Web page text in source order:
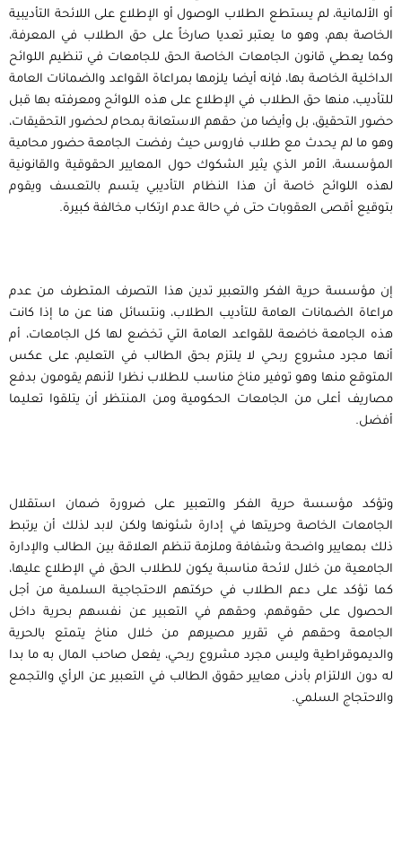
أو الألمانية، لم يستطع الطلاب الوصول أو الإطلاع على اللائحة التأديبية
الخاصة بهم، وهو ما يعتبر تعديا صارخاً على حق الطلاب في المعرفة،
وكما يعطي قانون الجامعات الخاصة الحق للجامعات في تنظيم اللوائح
الداخلية الخاصة بها، فإنه أيضا يلزمها بمراعاة القواعد والضمانات العامة
للتأديب، منها حق الطلاب في الإطلاع على هذه اللوائح ومعرفته بها قبل
حضور التحقيق، بل وأيضا من حقهم الاستعانة بمحام لحضور التحقيقات،
وهو ما لم يحدث مع طلاب فاروس حيث رفضت الجامعة حضور محامية
المؤسسة، الأمر الذي يثير الشكوك حول المعايير الحقوقية والقانونية
لهذه اللوائح خاصة أن هذا النظام التأديبي يتسم بالتعسف ويقوم
بتوقيع أقصى العقوبات حتى في حالة عدم ارتكاب مخالفة كبيرة.
إن مؤسسة حرية الفكر والتعبير تدين هذا التصرف المتطرف من عدم
مراعاة الضمانات العامة للتأديب الطلاب، ونتسائل هنا عن ما إذا كانت
هذه الجامعة خاضعة للقواعد العامة التي تخضع لها كل الجامعات، أم
أنها مجرد مشروع ربحي لا يلتزم بحق الطالب في التعليم، على عكس
المتوقع منها وهو توفير مناخ مناسب للطلاب نظرا لأنهم يقومون بدفع
مصاريف أعلى من الجامعات الحكومية ومن المنتظر أن يتلقوا تعليما
أفضل.
وتؤكد مؤسسة حرية الفكر والتعبير على ضرورة ضمان استقلال
الجامعات الخاصة وحريتها في إدارة شئونها ولكن لابد لذلك أن يرتبط
ذلك بمعايير واضحة وشفافة وملزمة تنظم العلاقة بين الطالب والإدارة
الجامعية من خلال لائحة مناسبة يكون للطلاب الحق في الإطلاع عليها،
كما تؤكد على دعم الطلاب في حركتهم الاحتجاجية السلمية من أجل
الحصول على حقوقهم، وحقهم في التعبير عن نفسهم بحرية داخل
الجامعة وحقهم في تقرير مصيرهم من خلال مناخ يتمتع بالحرية
والديموقراطية وليس مجرد مشروع ربحي، يفعل صاحب المال به ما بدا
له دون الالتزام بأدنى معايير حقوق الطالب في التعبير عن الرأي والتجمع
والاحتجاج السلمي.